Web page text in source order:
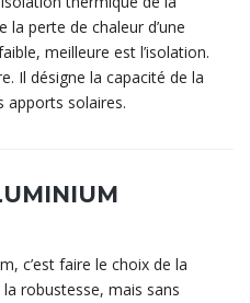
la perte de chaleur d’une
meilleure est l’isolation.
Il désigne la capacité de la
apports solaires.
c’est faire le choix de la
robustesse, mais sans